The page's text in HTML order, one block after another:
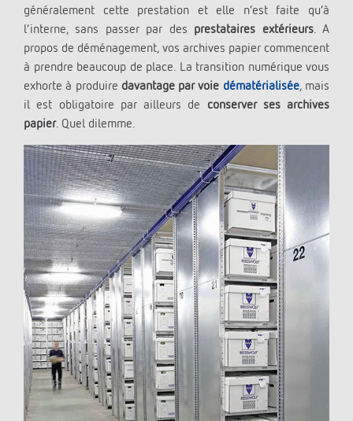
généralement cette prestation et elle n’est faite qu’à
l’interne, sans passer par des prestataires extérieurs. A
propos de déménagement, vos archives papier commencent
à prendre beaucoup de place. La transition numérique vous
exhorte à produire davantage par voie dématérialisée, mais
il est obligatoire par ailleurs de conserver ses archives
papier. Quel dilemme.